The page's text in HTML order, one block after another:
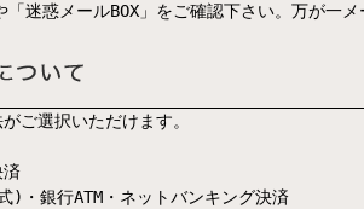
「迷惑メールBOX」をご確認下さい。万が
ご選択いただけます。
済
)・銀行ATM・ネットバンキング決済